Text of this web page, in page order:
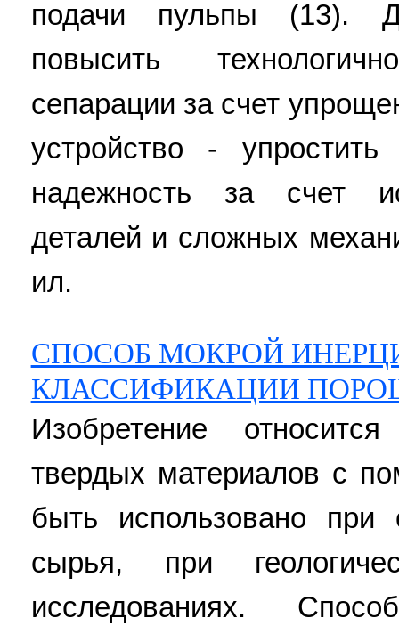
подачи пульпы (13).
повысить
сепарации за счет
устройство -
надежность за счет
деталей и сложных
ил.
СПОСОБ МОКРОЙ
КЛАССИФИКАЦИИ
Изобретение
твердых материалов с
быть использовано при
сырья, при
исследованиях.